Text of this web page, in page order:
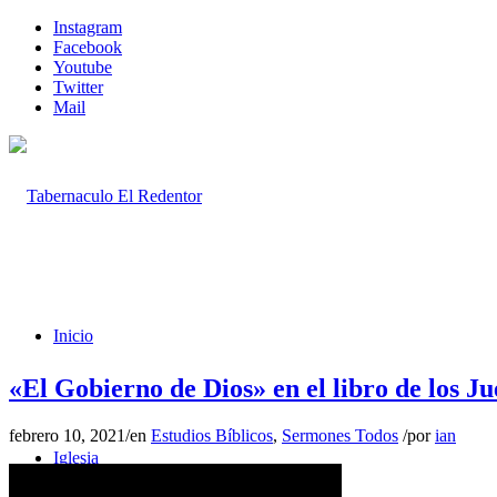
Instagram
Facebook
Youtube
Twitter
Mail
Inicio
Iglesia
«El Gobierno de Dios» en el libro de los
febrero 10, 2021/en Estudios Bíblicos, Sermones Todos /porian